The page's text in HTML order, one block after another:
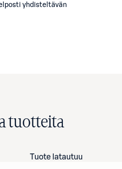
yhdisteltävän
tuotteita
Tuote latautuu